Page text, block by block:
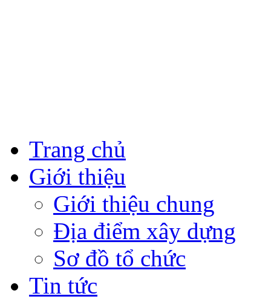
Trang chủ
Giới thiệu
Giới thiệu chung
Địa điểm xây dựng
Sơ đồ tổ chức
Tin tức